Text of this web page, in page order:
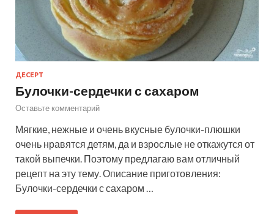
ДЕСЕРТ
Булочки-сердечки с сахаром
Оставьте комментарий
Мягкие, нежные и очень вкусные булочки-плюшки
очень нравятся детям, да и взрослые не откажутся от
такой выпечки. Поэтому предлагаю вам отличный
рецепт на эту тему. Описание приготовления:
Булочки-сердечки с сахаром …